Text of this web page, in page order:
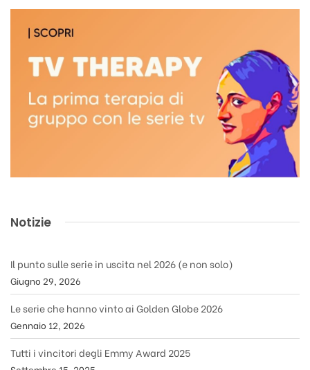
Notizie
Il punto sulle serie in uscita nel 2026 (e non solo)
Giugno 29, 2026
Le serie che hanno vinto ai Golden Globe 2026
Gennaio 12, 2026
Tutti i vincitori degli Emmy Award 2025